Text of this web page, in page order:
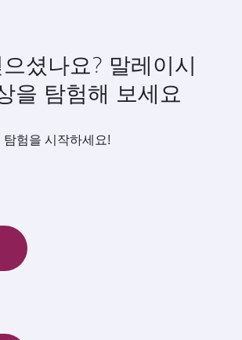
셨나요? 말레이시
을 탐험해 보세요
탐험을 시작하세요!